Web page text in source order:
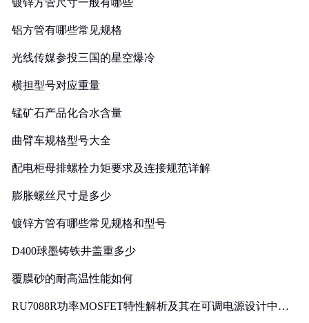
镀锌方管尺寸一般有哪些
铝方管有哪些常见规格
光线传媒参投三国的星空爆冷
横担型号对应重量
锰矿石产品化合水含量
曲臂车规格型号大全
配电柜母排螺栓力矩要求及连接规范详解
膨胀螺丝尺寸是多少
镀锌方管有哪些常见规格和型号
D400球墨铸铁井盖重多少
覆膜砂的耐高温性能如何
RU7088R功率MOSFET特性解析及其在可调电源设计中的